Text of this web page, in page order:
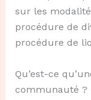
sur les
procédure de
procédure de
Qu’est-ce
communauté ?